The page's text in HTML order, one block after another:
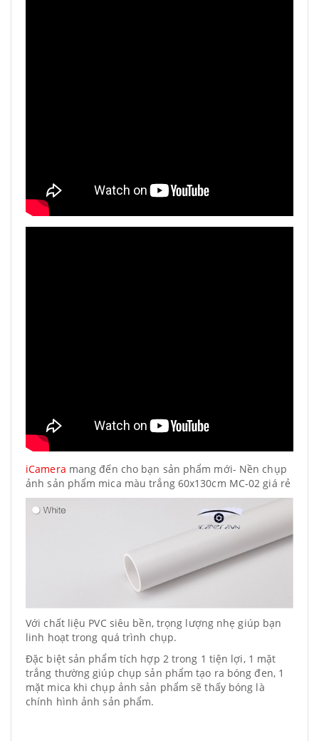
iCamera mang đến cho bạn sản phẩm mới- Nền chụp
ảnh sản phẩm mica màu trắng 60x130cm MC-02 giá rẻ
Với chất liệu PVC siêu bền, trọng lượng nhẹ giúp bạn
linh hoạt trong quá trình chụp.
Đặc biệt sản phẩm tích hợp 2 trong 1 tiện lợi, 1 mặt
trắng thường giúp chụp sản phẩm tạo ra bóng đen, 1
mặt mica khi chụp ảnh sản phẩm sẽ thấy bóng là
chính hình ảnh sản phẩm.